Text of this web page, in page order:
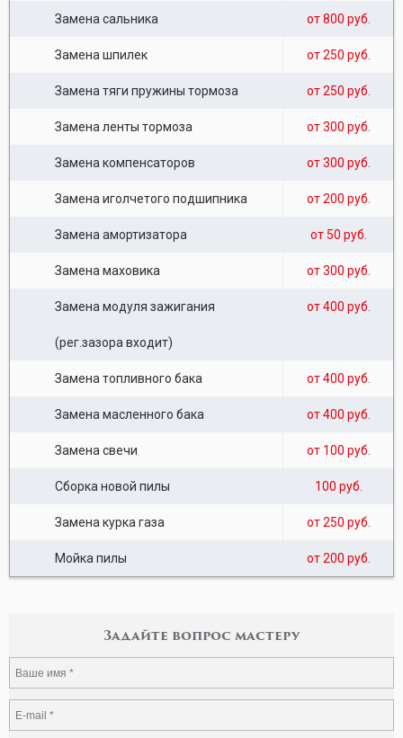
Замена сальника от 800 руб.
Замена шпилек от 250 руб.
Замена тяги пружины тормоза от 250 руб.
Замена ленты тормоза от 300 руб.
Замена компенсаторов от 300 руб.
Замена иголчетого подшипника от 200 руб.
Замена амортизатора от 50 руб.
Замена маховика от 300 руб.
Замена модуля зажигания
(рег.зазора входит)
от 400 руб.
Замена топливного бака от 400 руб.
Замена масленного бака от 400 руб.
Замена свечи от 100 руб.
Сборка новой пилы 100 руб.
Замена курка газа от 250 руб.
Мойка пилы от 200 руб.
Задайте вопрос мастеру